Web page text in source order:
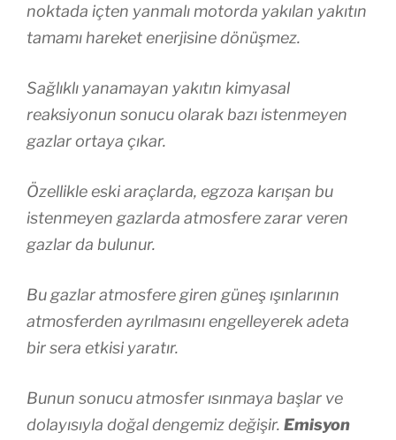
noktada içten yanmalı motorda yakılan yakıtın
tamamı hareket enerjisine dönüşmez.
Sağlıklı yanamayan yakıtın kimyasal
reaksiyonun sonucu olarak bazı istenmeyen
gazlar ortaya çıkar.
Özellikle eski araçlarda, egzoza karışan bu
istenmeyen gazlarda atmosfere zarar veren
gazlar da bulunur.
Bu gazlar atmosfere giren güneş ışınlarının
atmosferden ayrılmasını engelleyerek adeta
bir sera etkisi yaratır.
Bunun sonucu atmosfer ısınmaya başlar ve
dolayısıyla doğal dengemiz değişir. Emisyon